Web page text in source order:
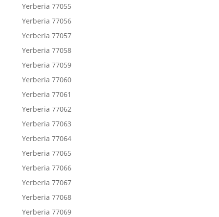
Yerberia 77055
Yerberia 77056
Yerberia 77057
Yerberia 77058
Yerberia 77059
Yerberia 77060
Yerberia 77061
Yerberia 77062
Yerberia 77063
Yerberia 77064
Yerberia 77065
Yerberia 77066
Yerberia 77067
Yerberia 77068
Yerberia 77069